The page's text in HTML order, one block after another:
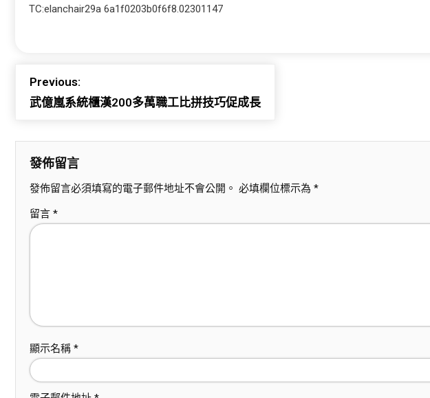
TC:elanchair29a 6a1f0203b0f6f8.02301147
Previous:
武億嵐系統櫃漢200多萬職工比拼技巧促成長
發佈留言
發佈留言必須填寫的電子郵件地址不會公開。 必填欄位標示為 *
留言 *
顯示名稱 *